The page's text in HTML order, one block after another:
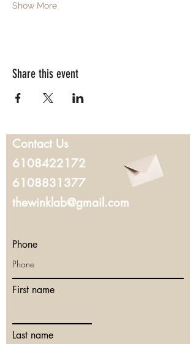
Show More
Share this event
Contact Us
6108422172
6108831377
thewinklab@gmail.com
Phone
First name
Last name